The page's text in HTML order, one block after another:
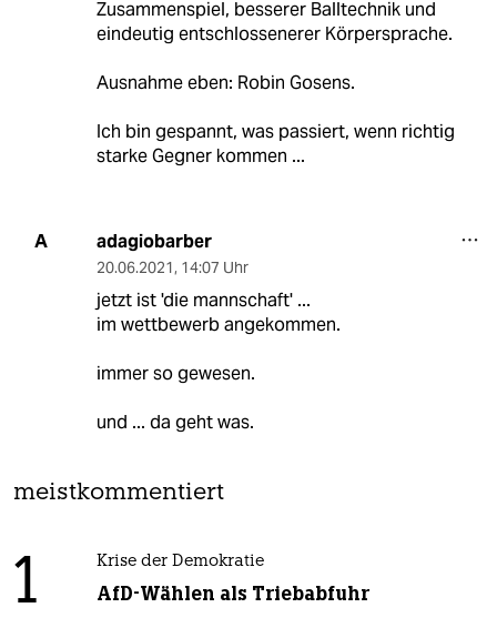
Zusammenspiel, besserer Balltechnik und
eindeutig entschlossenerer Körpersprache.
Ausnahme eben: Robin Gosens.
Ich bin gespannt, was passiert, wenn richtig
starke Gegner kommen ...
A adagiobarber
20.06.2021, 14:07 Uhr
jetzt ist 'die mannschaft' ...
im wettbewerb angekommen.
immer so gewesen.
und ... da geht was.
meistkommentiert
1 Krise der Demokratie
AfD-Wählen als Triebabfuhr